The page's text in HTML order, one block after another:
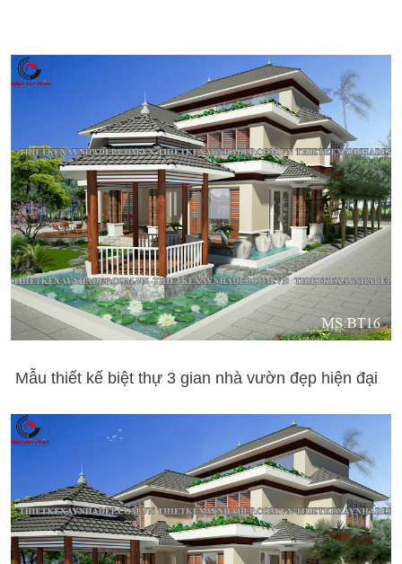
Mẫu thiết kế biệt thự 3 gian nhà vườn đẹp hiện đại